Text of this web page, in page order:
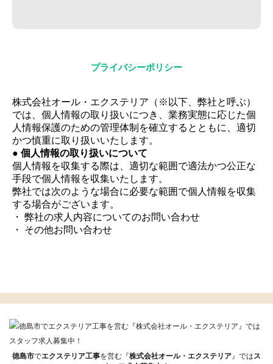
プライバシーポリシー
株式会社オール・エクステリア（※以下、弊社と呼ぶ）
では、個人情報の取り扱いにつき、業務実態に応じた個
人情報保護のための管理体制を確立するとともに、適切
かつ慎重に取り扱いいたします。
● 個人情報の取り扱いについて
個人情報を収集する際は、適切な範囲で適法かつ公正な
手段で個人情報を収集いたします。
弊社では次のような場合に必要な範囲で個人情報を収集
する場合がございます。
・ 弊社の求人内容についてのお問い合わせ
・ その他お問い合わせ
徳島市でエクステリア工事を営む『株式会社オール・エクステリア』ではス